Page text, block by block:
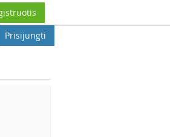
Prisijungti